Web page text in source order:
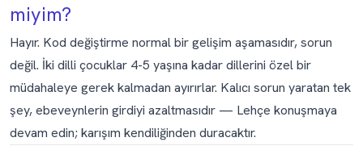
miyim?
Hayır. Kod değiştirme normal bir gelişim aşamasıdır, sorun
değil. İki dilli çocuklar 4-5 yaşına kadar dillerini özel bir
müdahaleye gerek kalmadan ayırırlar. Kalıcı sorun yaratan tek
şey, ebeveynlerin girdiyi azaltmasıdır — Lehçe konuşmaya
devam edin; karışım kendiliğinden duracaktır.